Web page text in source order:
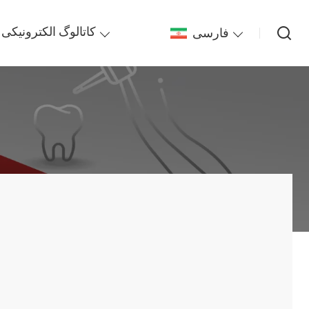
کاتالوگ الکترونیکی فارسی